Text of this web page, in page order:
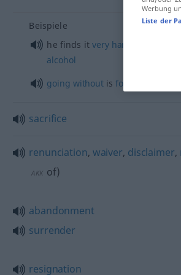
Beispiele
he finds itvery hard
alcohol
going withoutisforeign
sacrifice
renunciation, waiver, disclaimer,
AKK of)
abandonment
surrender
resignation
Werbung
Liste der